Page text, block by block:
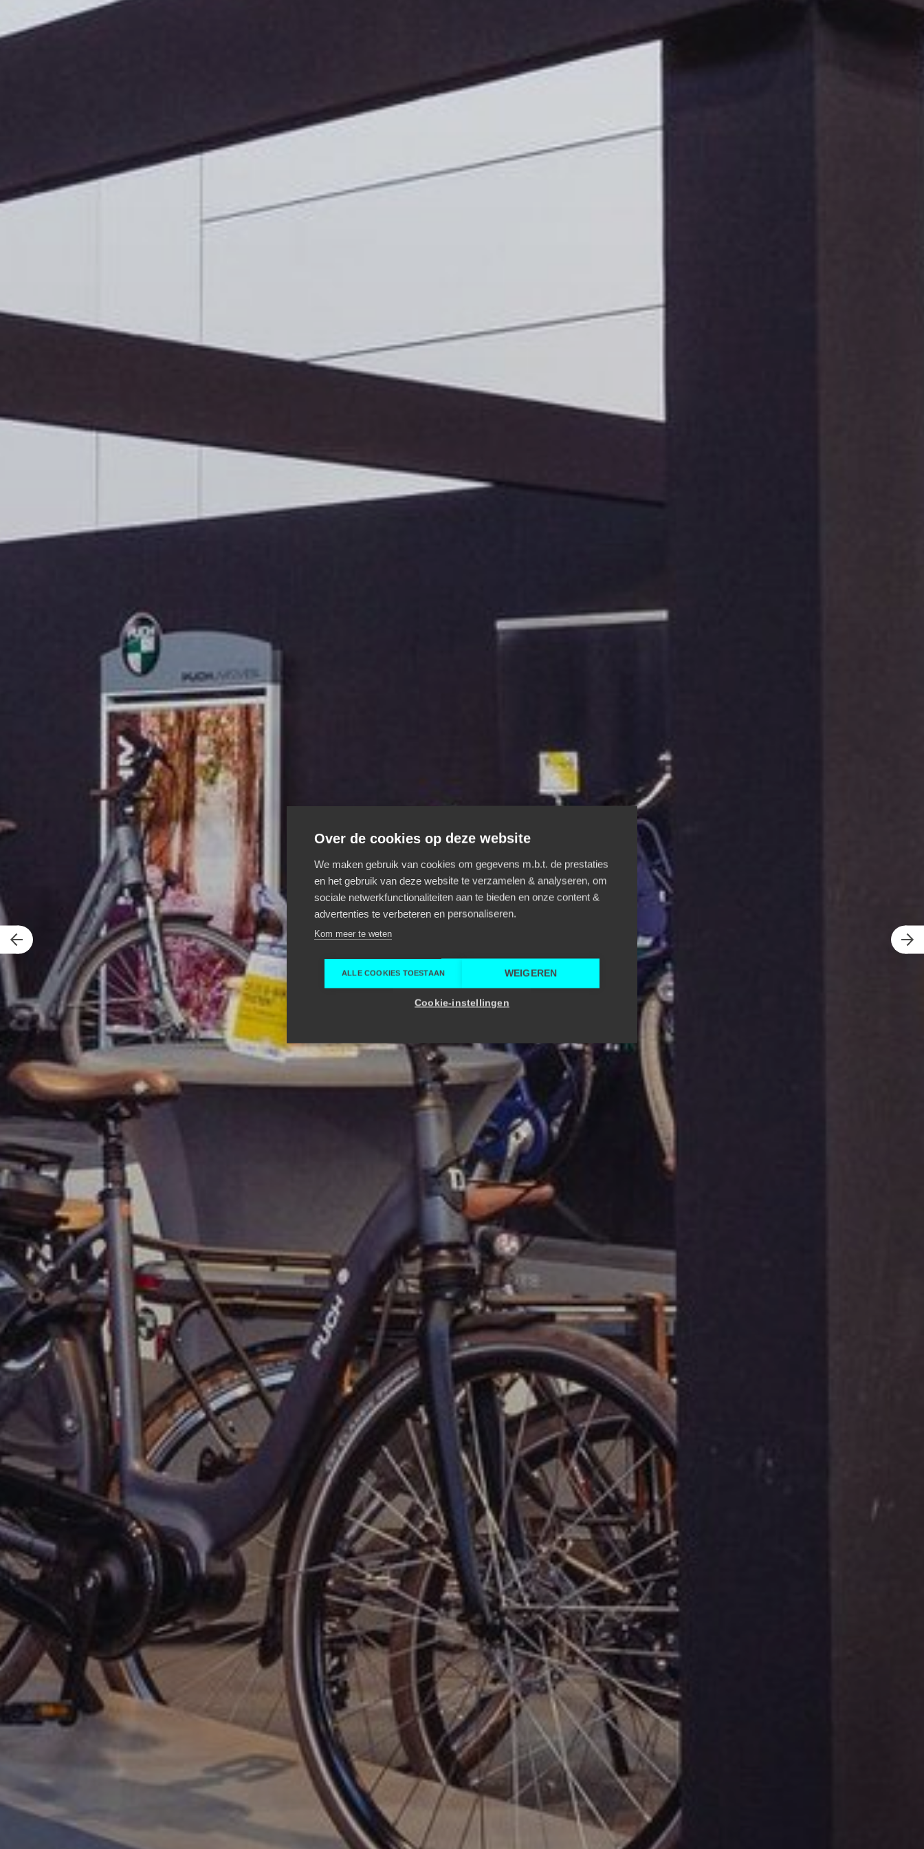
Over de cookies op deze website
We maken gebruik van cookies om gegevens m.b.t. de prestaties
en het gebruik van deze website te verzamelen & analyseren, om
sociale netwerkfunctionaliteiten aan te bieden en onze content &
advertenties te verbeteren en personaliseren.
Kom meer te weten
ALLE COOKIES TOESTAAN WEIGEREN
Cookie-instellingen